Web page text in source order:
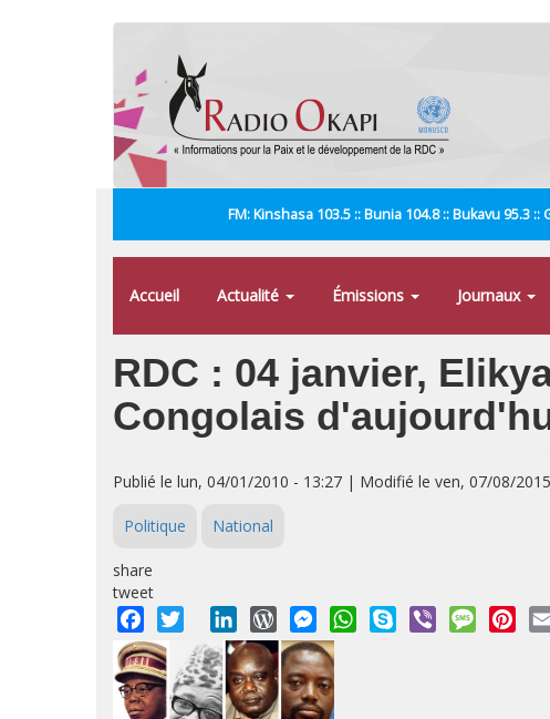
FM: Kinshasa 103.5 :: Bunia 104.8 :: Bukavu 95.3
Accueil Actualité Émissions Journaux
RDC : 04 janvier,
Congolais
Publié le lun, 04/01/2010 - 13:27 | Modifié le ven, 07/08/
Politique National
share
tweet
Facebook
Twitter LinkedInWordPressMessengerWhatsApp
Skype Viber Message